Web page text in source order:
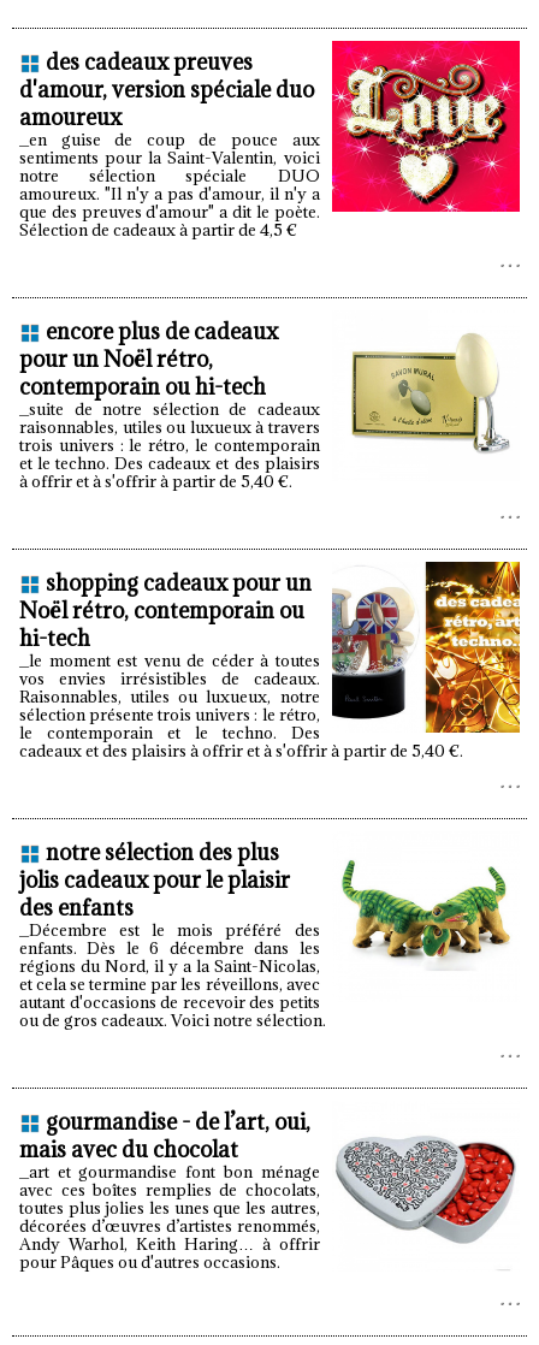
des cadeaux preuves
d'amour, version spéciale duo
amoureux
_en guise de coup de pouce aux
sentiments pour la Saint-Valentin, voici
notre sélection spéciale DUO
amoureux. "Il n'y a pas d'amour, il n'y a
que des preuves d'amour" a dit le poète.
Sélection de cadeaux à partir de 4,5 €
encore plus de cadeaux
pour un Noël rétro,
contemporain ou hi-tech
_suite de notre sélection de cadeaux
raisonnables, utiles ou luxueux à travers
trois univers : le rétro, le contemporain
et le techno. Des cadeaux et des plaisirs
à offrir et à s'offrir à partir de 5,40 €.
shopping cadeaux pour un
Noël rétro, contemporain ou
hi-tech
_le moment est venu de céder à toutes
vos envies irrésistibles de cadeaux.
Raisonnables, utiles ou luxueux, notre
sélection présente trois univers : le rétro,
le contemporain et le techno. Des
cadeaux et des plaisirs à offrir et à s'offrir à partir de 5,40 €.
notre sélection des plus
jolis cadeaux pour le plaisir
des enfants
_Décembre est le mois préféré des
enfants. Dès le 6 décembre dans les
régions du Nord, il y a la Saint-Nicolas,
et cela se termine par les réveillons, avec
autant d'occasions de recevoir des petits
ou de gros cadeaux. Voici notre sélection.
gourmandise - de l’art, oui,
mais avec du chocolat
_art et gourmandise font bon ménage
avec ces boîtes remplies de chocolats,
toutes plus jolies les unes que les autres,
décorées d’œuvres d’artistes renommés,
Andy Warhol, Keith Haring… à offrir
pour Pâques ou d'autres occasions.